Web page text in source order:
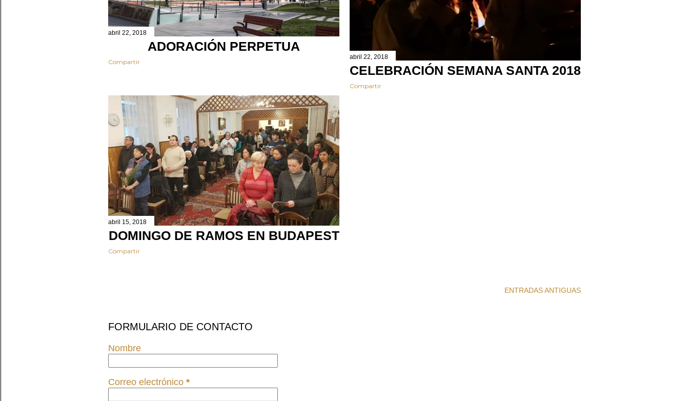
abril 22, 2018
ADORACIÓN PERPETUA
Compartir
abril 22, 2018
CELEBRACIÓN SEMANA SANTA 2018
Compartir
abril 15, 2018
DOMINGO DE RAMOS EN BUDAPEST
Compartir
ENTRADAS ANTIGUAS
FORMULARIO DE CONTACTO
Nombre
Correo electrónico *